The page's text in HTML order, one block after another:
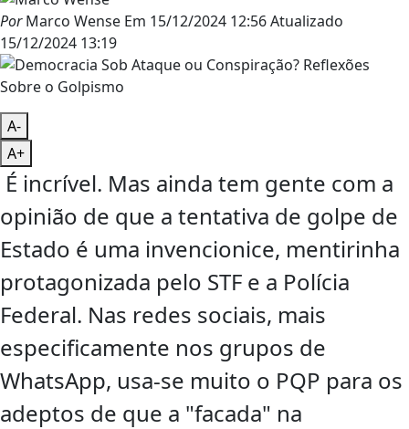
PorMarco Wense Em 15/12/2024 12:56Atualizado
15/12/2024 13:19
A-
A+
É incrível. Mas ainda tem gente com a
opinião de que a tentativa de golpe de
Estado é uma invencionice, mentirinha
protagonizada pelo STF e a Polícia
Federal. Nas redes sociais, mais
especificamente nos grupos de
WhatsApp, usa-se muito o PQP para os
adeptos de que a "facada" na